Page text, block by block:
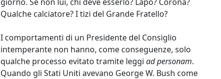
Qualche calciatore? I tizi del Grande Fratello?
I comportamenti di un Presidente del Consiglio
intemperante non hanno, come conseguenze, solo
qualche processo evitato tramite leggi ad personam.
Quando gli Stati Uniti avevano George W. Bush come